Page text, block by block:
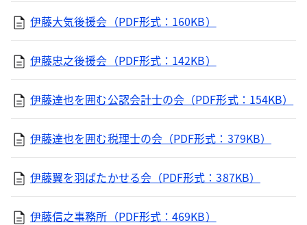
伊藤大気後援会（PDF形式：160KB）
伊藤忠之後援会（PDF形式：142KB）
伊藤達也を囲む公認会計士の会（PDF形式：154KB）
伊藤達也を囲む税理士の会（PDF形式：379KB）
伊藤翼を羽ばたかせる会（PDF形式：387KB）
伊藤信之事務所（PDF形式：469KB）